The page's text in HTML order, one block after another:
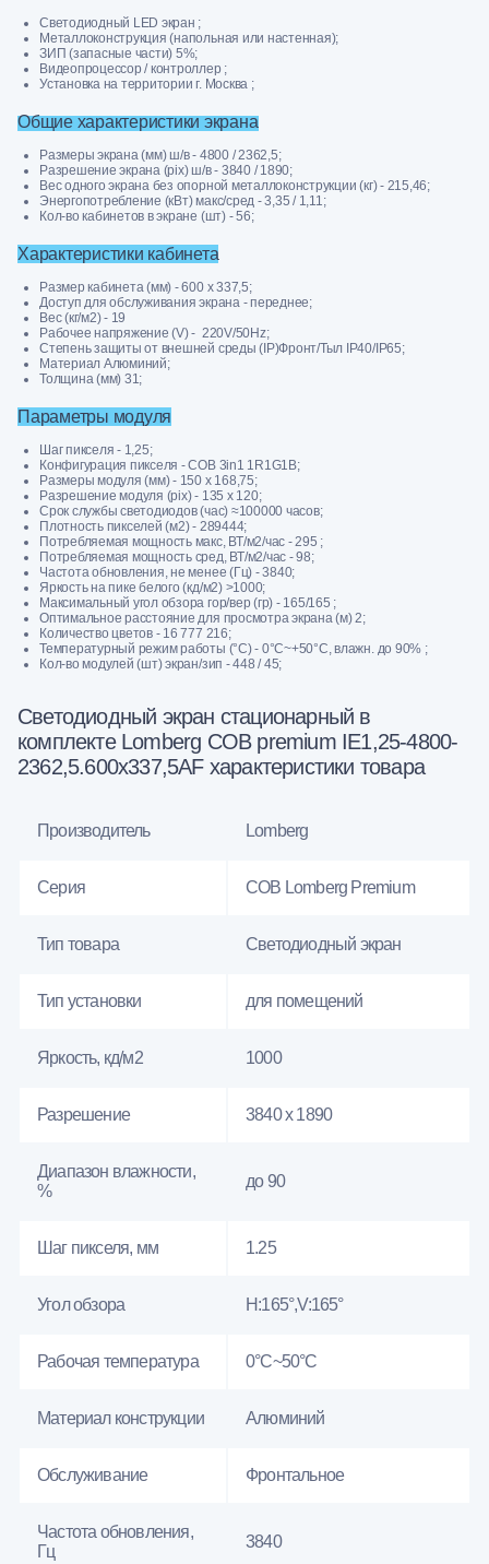
Светодиодный LED экран ;
Металлоконструкция (напольная или настенная);
ЗИП (запасные части) 5%;
Видеопроцессор / контроллер ;
Установка на территории г. Москва ;
Общие характеристики экрана
Размеры экрана (мм) ш/в - 4800 / 2362,5;
Разрешение экрана (pix) ш/в - 3840 / 1890;
Вес одного экрана без опорной металлоконструкции (кг) - 215,46;
Энергопотребление (кВт) макс/сред - 3,35 / 1,11;
Кол-во кабинетов в экране (шт) - 56;
Характеристики кабинета
Размер кабинета (мм) - 600 х 337,5;
Доступ для обслуживания экрана - переднее;
Вес (кг/м2) - 19
Рабочее напряжение (V) - 220V/50Hz;
Степень защиты от внешней среды (IP)Фронт/Тыл IP40/IP65;
Материал Алюминий;
Толщина (мм) 31;
Параметры модуля
Шаг пикселя - 1,25;
Конфигурация пикселя - COB 3in1 1R1G1B;
Размеры модуля (мм) - 150 x 168,75;
Разрешение модуля (pix) - 135 x 120;
Срок службы светодиодов (час) ≈100000 часов;
Плотность пикселей (м2) - 289444;
Потребляемая мощность макс, ВТ/м2/час - 295 ;
Потребляемая мощность сред, ВТ/м2/час - 98;
Частота обновления, не менее (Гц) - 3840;
Яркость на пике белого (кд/м2) >1000;
Максимальный угол обзора гор/вер (гр) - 165/165 ;
Оптимальное расстояние для просмотра экрана (м) 2;
Количество цветов - 16 777 216;
Температурный режим работы (°C) - 0°C~+50°C, влажн. до 90% ;
Кол-во модулей (шт) экран/зип - 448 / 45;
Светодиодный экран стационарный в
комплекте Lomberg COB premium IE1,25-4800-
2362,5.600x337,5AF характеристики товара
Производитель Lomberg
Серия COB Lomberg Premium
Тип товара Светодиодный экран
Тип установки для помещений
Яркость, кд/м2 1000
Разрешение 3840 x 1890
Диапазон влажности,
%
до 90
Шаг пикселя, мм 1.25
Угол обзора H:165°,V:165°
Рабочая температура 0°C~50°C
Материал конструкции Алюминий
Обслуживание Фронтальное
Частота обновления,
Гц
3840